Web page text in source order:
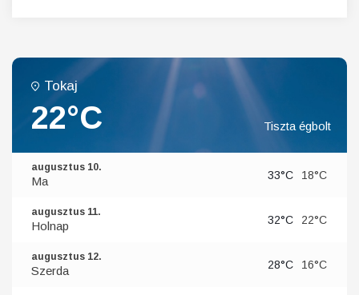
Tokaj
22°C Tiszta égbolt
augusztus 10.
Ma 33°C 18°C
augusztus 11.
Holnap 32°C 22°C
augusztus 12.
Szerda 28°C 16°C